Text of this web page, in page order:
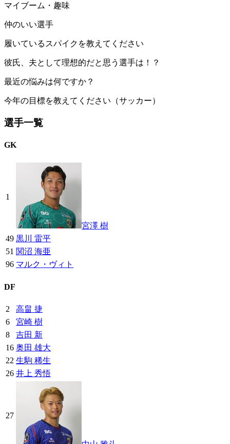
マイブーム・趣味
仲のいい選手
履いているスパイクを教えてください
彼氏、夫として理想的だと思う選手は！？
最近の悩みは何ですか？
今年の目標を教えてください（サッカー）
選手一覧
GK
1
宮澤 樹
49 黒川 雷平
51 関沼 海亜
96 マルク・ヴィト
DF
2
高畠 捷
6
宮崎 樹
8
吉田 新
16 奥田 雄大
22 生駒 稀生
26 井上 秀悟
27